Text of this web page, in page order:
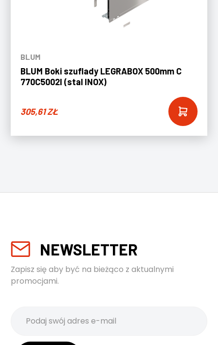
BLUM
BLUM Boki szuflady LEGRABOX 500mm C
770C5002I (stal INOX)
305,61ZŁ
NEWSLETTER
Zapisz się aby być na bieżąco z aktualnymi
promocjami.